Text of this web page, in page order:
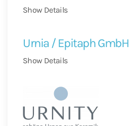
Show Details
Urnia / Epitaph GmbH
Show Details